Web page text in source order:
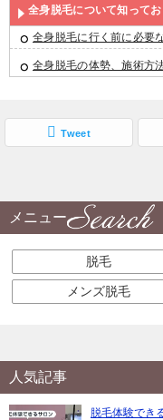
全身脱毛について知って
全身脱毛に行く前に必要
全身脱毛の体勢、施術方
Tweet
メニュー
脱毛
メンズ脱毛
人気記事
脱毛体験でき